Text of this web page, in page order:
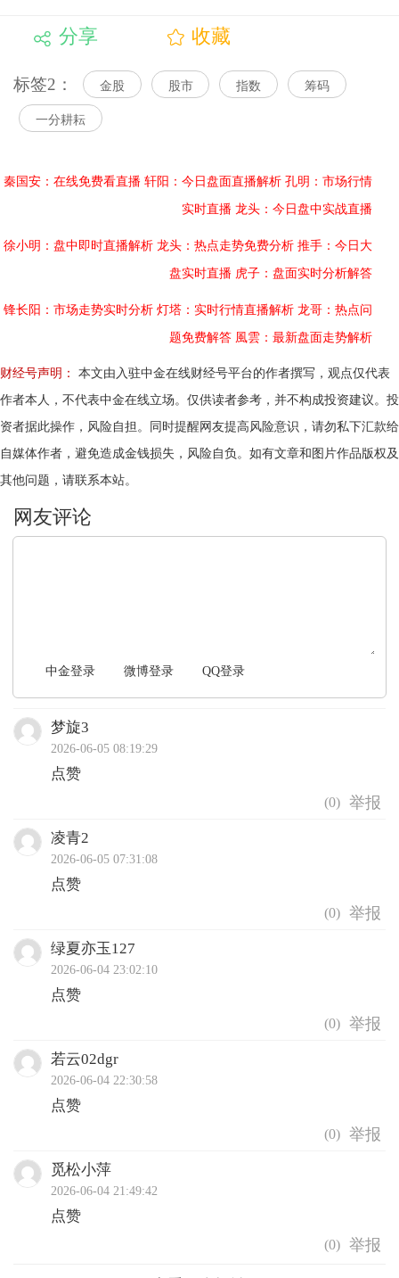
分享 收藏
标签2： 金股 股市 指数 筹码
一分耕耘
秦国安：在线免费看直播 轩阳：今日盘面直播解析 孔明：市场行情
实时直播 龙头：今日盘中实战直播
徐小明：盘中即时直播解析 龙头：热点走势免费分析 推手：今日大
盘实时直播 虎子：盘面实时分析解答
锋长阳：市场走势实时分析 灯塔：实时行情直播解析 龙哥：热点问
题免费解答 風雲：最新盘面走势解析
财经号声明：
本文由入驻中金在线财经号平台的作者撰写，观点仅代表
作者本人，不代表中金在线立场。仅供读者参考，并不构成投资建议。投
资者据此操作，风险自担。同时提醒网友提高风险意识，请勿私下汇款给
自媒体作者，避免造成金钱损失，风险自负。如有文章和图片作品版权及
其他问题，请联系本站。
中金登录 微博登录 QQ登录
梦旋3
2026-06-05 08:19:29
点赞
(0)
凌青2
2026-06-05 07:31:08
点赞
(0)
绿夏亦玉127
2026-06-04 23:02:10
点赞
(0)
若云02dgr
2026-06-04 22:30:58
点赞
(0)
觅松小萍
2026-06-04 21:49:42
点赞
(0)